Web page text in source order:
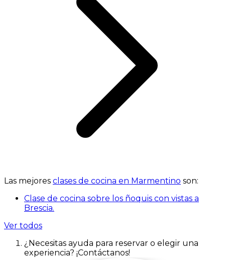
Las mejores clases de cocina en Marmentino son:
Clase de cocina sobre los ñoquis con vistas a
Brescia.
Ver todos
¿Necesitas ayuda para reservar o elegir una
experiencia? ¡Contáctanos!